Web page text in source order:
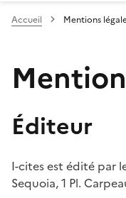
Accueil Mentions
Éditeur
I-cites est édité par
Sequoia, 1 Pl.